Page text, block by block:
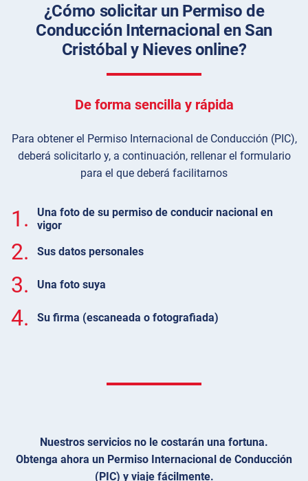
¿Cómo solicitar un Permiso de
Conducción Internacional en San
Cristóbal y Nieves online?
De forma sencilla y rápida
Para obtener el Permiso Internacional de Conducción (PIC),
deberá solicitarlo y, a continuación, rellenar el formulario
para el que deberá facilitarnos
1.
Una foto de su permiso de conducir nacional en
vigor
2. Sus datos personales
3. Una foto suya
4. Su firma (escaneada o fotografiada)
Nuestros servicios no le costarán una fortuna.
Obtenga ahora un Permiso Internacional de Conducción
(PIC) y viaje fácilmente.